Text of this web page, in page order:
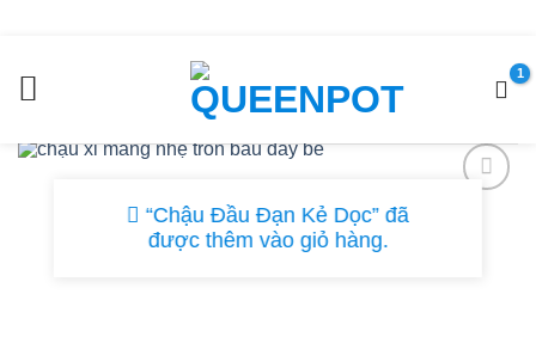
dung
“Chậu Đầu Đạn Kẻ Dọc” đã
được thêm vào giỏ hàng.